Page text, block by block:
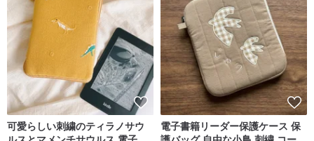
可愛らしい刺繍のティラノサウ
電子書籍リーダー保護ケース 保